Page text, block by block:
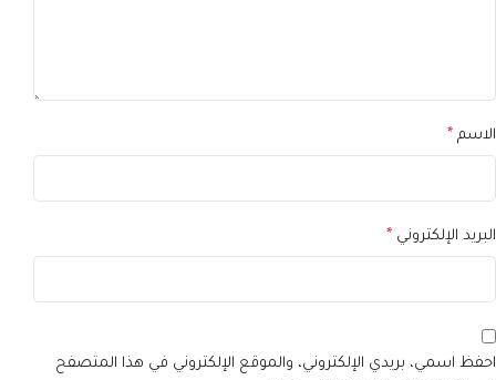
الاسم *
البريد الإلكتروني *
احفظ اسمي، بريدي الإلكتروني، والموقع الإلكتروني في هذا المتصفح